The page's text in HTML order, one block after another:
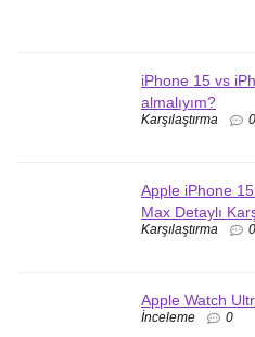
iPhone 15 vs
almalıyım?
Karşılaştırma 0
Apple iPhone
Max Detaylı
Karşılaştırma 0
Apple Watch
İnceleme 0